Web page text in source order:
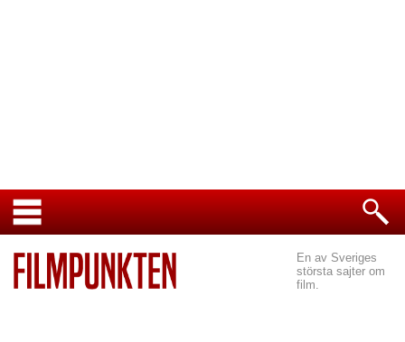
En av Sveriges
största sajter om
film.